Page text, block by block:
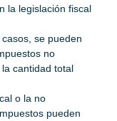
la legislación fiscal
se pueden
no
cantidad total
o la no
pueden